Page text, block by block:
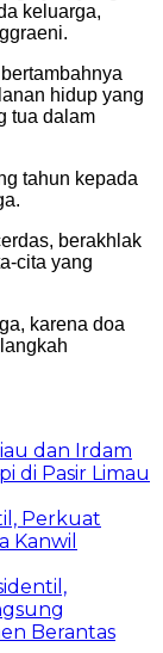
keluarga,
hidup yang
tua dalam
tahun kepada
berakhlak
cita yang
karena doa
dan Irdam
di Pasir Limau
Perkuat
Kanwil
Berantas